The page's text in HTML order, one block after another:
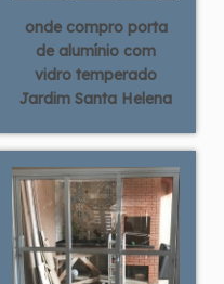
onde compro porta
de alumínio com
vidro temperado
Jardim Santa Helena